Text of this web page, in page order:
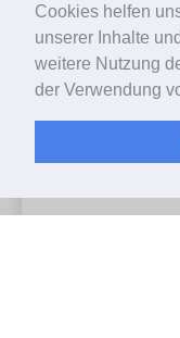
Cookies helfen
unserer Inhalte
weitere Nutzung
der Verwendung